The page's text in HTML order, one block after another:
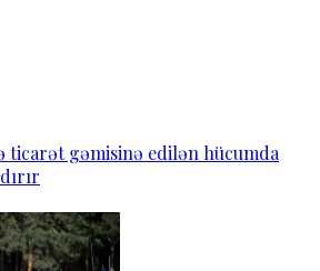
ticarət gəmisinə edilən hücumda